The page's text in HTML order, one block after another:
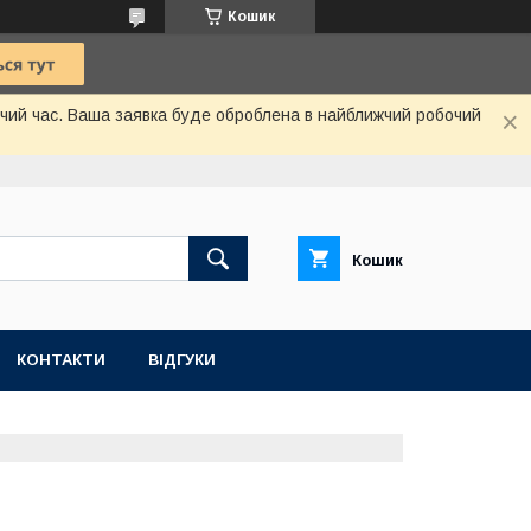
Кошик
час. Ваша заявка буде оброблена в найближчий робочий
Кошик
КОНТАКТИ ВІДГУКИ